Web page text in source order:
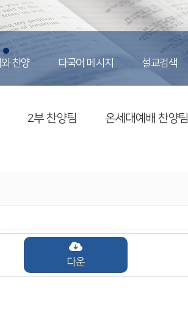
찬양 다국어 메시지 설교검색
2부 찬양팀 온세대예배 찬양팀
다운